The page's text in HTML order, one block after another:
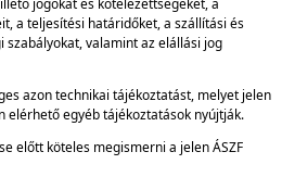
jogokat és kötelezettségeket, a
a teljesítési határidőket, a szállítási és
valamint az elállási jog
azon technikai tájékoztatást, melyet jelen
elérhető egyéb tájékoztatások nyújtják.
előtt köteles megismerni a jelen ÁSZF